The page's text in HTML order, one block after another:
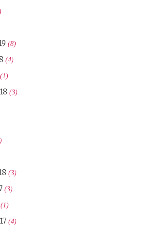
(8)
(4)
(1)
(3)
(3)
(3)
(1)
(4)